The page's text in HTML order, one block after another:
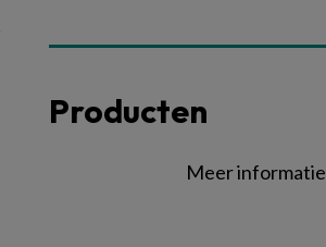
Producten
Meer informatie